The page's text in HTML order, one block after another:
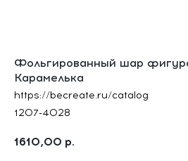
Фольгированный шар
Карамелька
https://becreate.ru/catalog
1207-4028
1610,00 р.